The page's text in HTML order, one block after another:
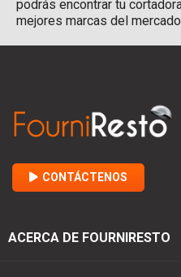
podrás encontrar tu
mejores marcas del
CONTÁCTENOS
ACERCA DE FOURNIRESTO